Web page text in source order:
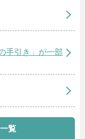
手引き」が一部
覧